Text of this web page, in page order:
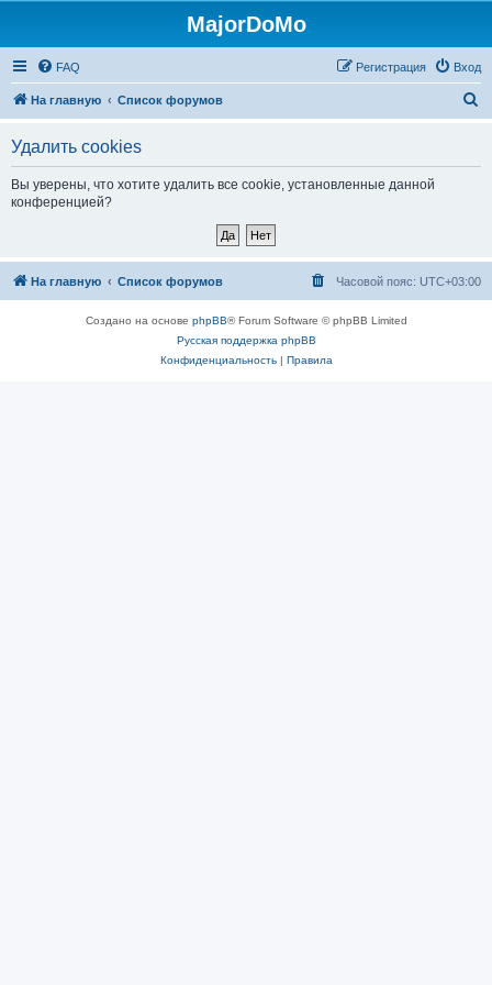
MajorDoMo
FAQ Вход
Регистрация
На главную Список форумов
Удалить cookies
Вы уверены, что хотите удалить все cookie, установленные данной
конференцией?
На главную Список форумов Часовой пояс: UTC+03:00
Создано на основе phpBB® Forum Software © phpBB Limited
Русская поддержка phpBB
Конфиденциальность| Правила